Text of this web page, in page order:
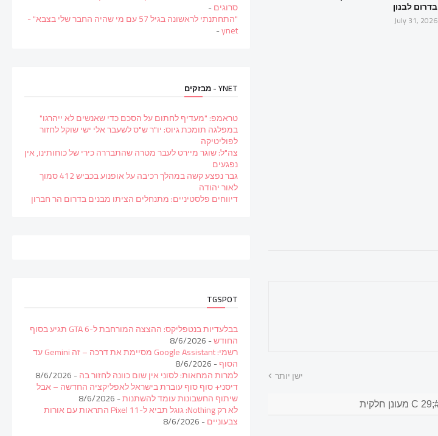
בדרום לבנון
July 31, 2026
ישן יותר
סרוגים-
"התחתנתי לראשונה בגיל 57 עם מי שהיה החבר שלי בצבא" -
ynet
-
YNET - מבזקים
טראמפ: "מעדיף לחתום על הסכם כדי שאנשים לא ייהרגו"
במפלגה תומכת גיוס: יו"ר ש"ס לשעבר אלי ישי שוקל לחזור
לפוליטיקה
צה"ל: שוגר מיירט לעבר מטרה שהתבררה כירי של כוחותינו, אין
נפגעים
גבר נפצע קשה במהלך רכיבה על אופנוע בכביש 412 סמוך
לאור יהודה
דיווחים פלסטיניים: מתנחלים הציתו מבנים בדרום הר חברון
TGSPOT
בבלעדיות בנטפליקס: ההצצה המורחבת ל-GTA 6 תגיע בסוף
החודש- 8/6/2026
רשמי: Google Assistant מסיימת את דרכה – זה Gemini עד
הסוף- 8/6/2026
למרות המחאות: לסוני אין שום כוונה לחזור בה- 8/6/2026
דיסני+ סוף סוף עוברת בישראל לאפליקציה החדשה – אבל
שיתוף החשבונות עומד להשתנות- 8/6/2026
לא רק Nothing: גוגל תביא ל-Pixel 11 התראות עם אורות
צבעוניים- 8/6/2026